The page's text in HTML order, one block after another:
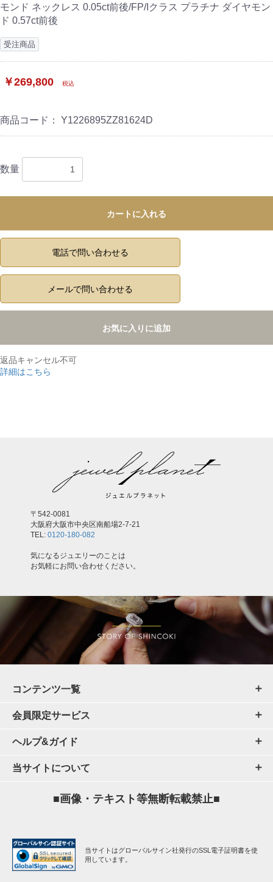
モンド ネックレス 0.05ct前後/FP/Iクラス プラチナ ダイヤモン
ド 0.57ct前後
受注商品
￥269,800 税込
商品コード： Y1226895ZZ81624D
数量
カートに入れる
電話で問い合わせる
メールで問い合わせる
お気に入りに追加
返品キャンセル不可
詳細はこちら
〒542-0081
大阪府大阪市中央区南船場2-7-21
TEL: 0120-180-082
気になるジュエリーのことは
お気軽にお問い合わせください。
コンテンツ一覧
会員限定サービス
ヘルプ&ガイド
当サイトについて
■画像・テキスト等無断転載禁止■
当サイトはグローバルサイン社発行のSSL電子証明書を使
用しています。